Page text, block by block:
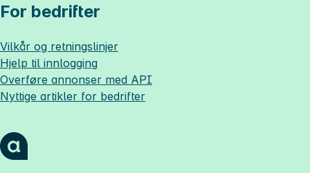
For bedrifter
Vilkår og retningslinjer
Hjelp til innlogging
Overføre annonser med API
Nyttige artikler for bedrifter